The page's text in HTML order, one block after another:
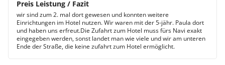
Preis Leistung / Fazit
wir sind zum 2. mal dort gewesen und konnten weitere
Einrichtungen im Hotel nutzen. Wir waren mit der 5-jähr. Paula dort
und haben uns erfreut.Die Zufahrt zum Hotel muss fürs Navi exakt
eingegeben werden, sonst landet man wie viele und wir am unteren
Ende der Straße, die keine zufahrt zum Hotel ermöglicht.